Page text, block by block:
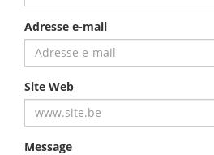
Adresse e-mail
Site Web
Message